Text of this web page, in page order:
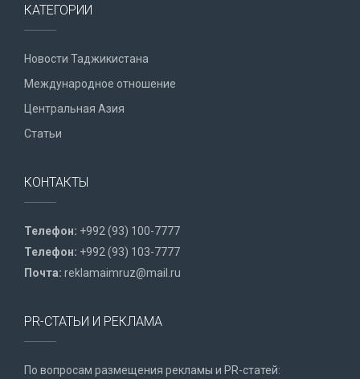
КАТЕГОРИИ
Новости Таджикистана
Международное отношение
Центральная Азия
Статьи
КОНТАКТЫ
Телефон: +992 (93) 100-7777
Телефон: +992 (93) 103-7777
Почта: reklamaimruz@mail.ru
PR-СТАТЬИ И РЕКЛАМА
По вопросам размещения рекламы и PR-статей: